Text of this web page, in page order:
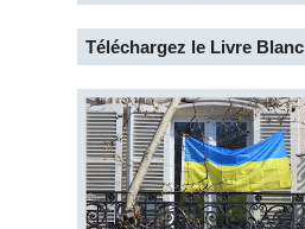
Téléchargez le Livre Blanc